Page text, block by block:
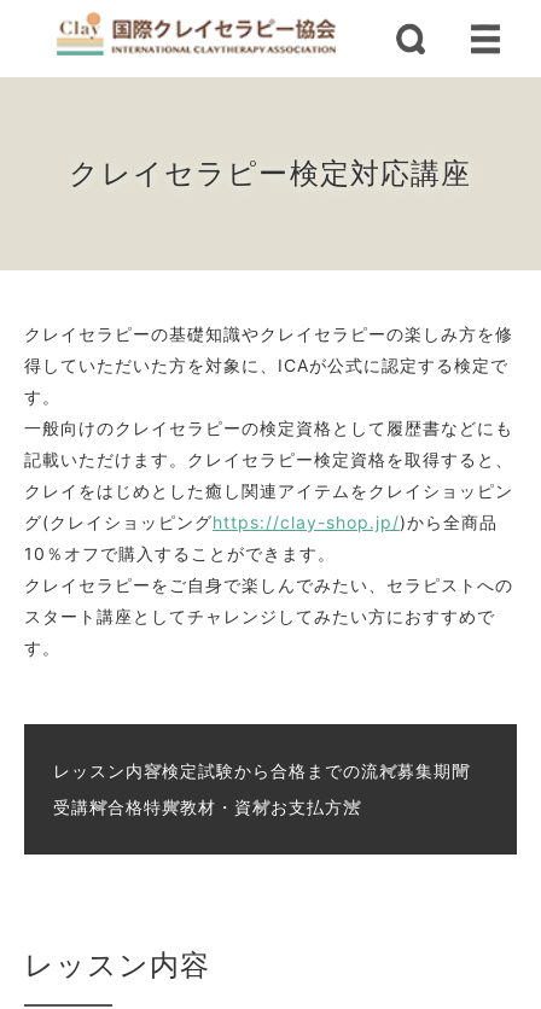
クレイセラピー検定対応講座
クレイセラピーの基礎知識やクレイセラピーの楽しみ方を修
得していただいた方を対象に、ICAが公式に認定する検定で
す。
一般向けのクレイセラピーの検定資格として履歴書などにも
記載いただけます。クレイセラピー検定資格を取得すると、
クレイをはじめとした癒し関連アイテムをクレイショッピン
グ(クレイショッピングhttps://clay-shop.jp/)から全商品
10％オフで購入することができます。
クレイセラピーをご自身で楽しんでみたい、セラピストへの
スタート講座としてチャレンジしてみたい方におすすめで
す。
レッスン内容検定試験から合格までの流れ募集期間
受講料合格特典教材・資材お支払方法
レッスン内容